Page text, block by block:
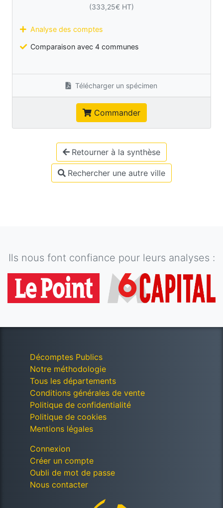
(333,25€ HT)
Analyse des comptes
Comparaison avec 4 communes
Télécharger un spécimen
Commander
Retourner à la synthèse
Rechercher une autre ville
Ils nous font confiance pour leurs analyses :
Décomptes Publics
Notre méthodologie
Tous les départements
Conditions générales de vente
Politique de confidentialité
Politique de cookies
Mentions légales
Connexion
Créer un compte
Oubli de mot de passe
Nous contacter